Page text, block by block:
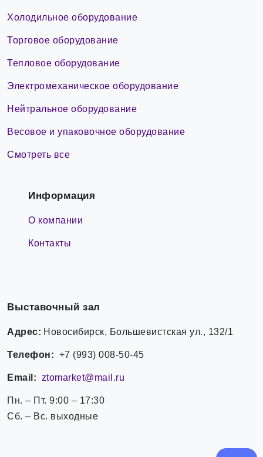
Холодильное оборудование
Торговое оборудование
Тепловое оборудование
Электромеханическое оборудование
Нейтральное оборудование
Весовое и упаковочное оборудование
Смотреть все
Информация
О компании
Контакты
Выставочный зал
Адрес: Новосибирск, Большевистская ул., 132/1
Телефон: +7 (993) 008-50-45
Email: ztomarket@mail.ru
Пн. – Пт. 9:00 – 17:30
Сб. – Вс. выходные